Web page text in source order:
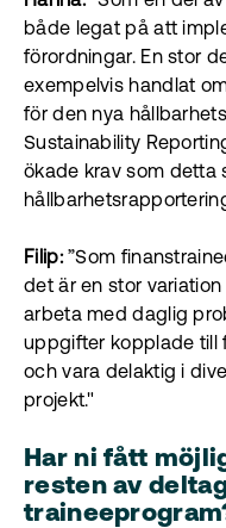
både legat på att
förordningar. En stor
exempelvis handlat
för den nya
Sustainability
ökade krav som detta
Filip:”Som
det är en stor
arbeta med daglig
uppgifter kopplade till
och vara delaktig i
projekt."
Har ni fått
resten av